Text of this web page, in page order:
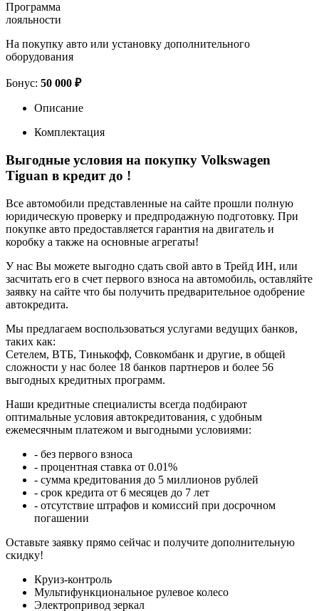
Программа
лояльности
На покупку авто или установку дополнительного
оборудования
Бонус: 50 000 ₽
Описание
Комплектация
Выгодные условия на покупку Volkswagen
Tiguan в кредит до !
Все автомобили представленные на сайте прошли полную
юридическую проверку и предпродажную подготовку. При
покупке авто предоставляется гарантия на двигатель и
коробку а также на основные агрегаты!
У нас Вы можете выгодно сдать свой авто в Трейд ИН, или
засчитать его в счет первого взноса на автомобиль, оставляйте
заявку на сайте что бы получить предварительное одобрение
автокредита.
Мы предлагаем воспользоваться услугами ведущих банков,
таких как:
Сетелем, ВТБ, Тинькофф, Совкомбанк и другие, в общей
сложности у нас более 18 банков партнеров и более 56
выгодных кредитных программ.
Наши кредитные специалисты всегда подбирают
оптимальные условия автокредитования, с удобным
ежемесячным платежом и выгодными условиями:
- без первого взноса
- процентная ставка от 0.01%
- сумма кредитования до 5 миллионов рублей
- срок кредита от 6 месяцев до 7 лет
- отсутствие штрафов и комиссий при досрочном
погашении
Оставьте заявку прямо сейчас и получите дополнительную
скидку!
Круиз-контроль
Мультифункциональное рулевое колесо
Электропривод зеркал